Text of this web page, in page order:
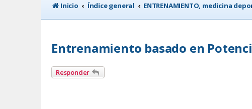
Inicio
Índice general ENTRENAMIENTO, medicina
Entrenamiento basado en
Responder